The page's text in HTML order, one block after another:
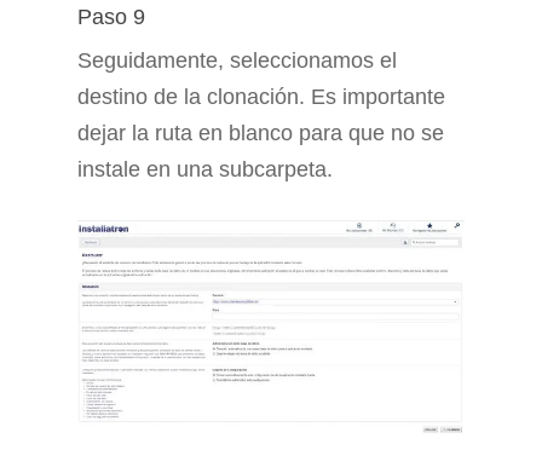
Paso 9
Seguidamente, seleccionamos el
destino de la clonación. Es importante
dejar la ruta en blanco para que no se
instale en una subcarpeta.